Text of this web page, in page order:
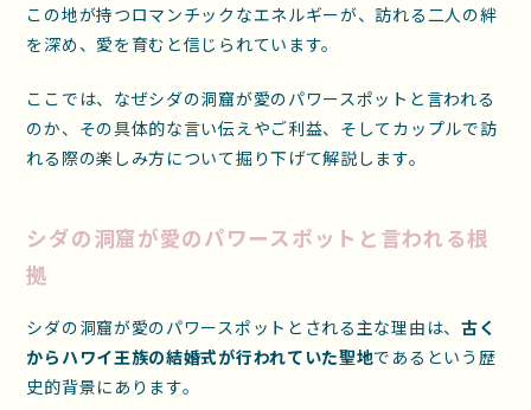
この地が持つロマンチックなエネルギーが、訪れる二人の絆
を深め、愛を育むと信じられています。
ここでは、なぜシダの洞窟が愛のパワースポットと言われる
のか、その具体的な言い伝えやご利益、そしてカップルで訪
れる際の楽しみ方について掘り下げて解説します。
シダの洞窟が愛のパワースポットと言われる根
拠
シダの洞窟が愛のパワースポットとされる主な理由は、 古く
からハワイ王族の結婚式が行われていた聖地であるという歴
史的背景にあります。